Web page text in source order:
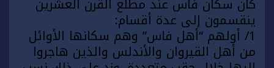
ينقسمون إلى عدة أقسام:
1/ أولهم “أهل فاس” وهم سكانها الأوائل
من أهل القيروان والأندلس والذين هاجروا